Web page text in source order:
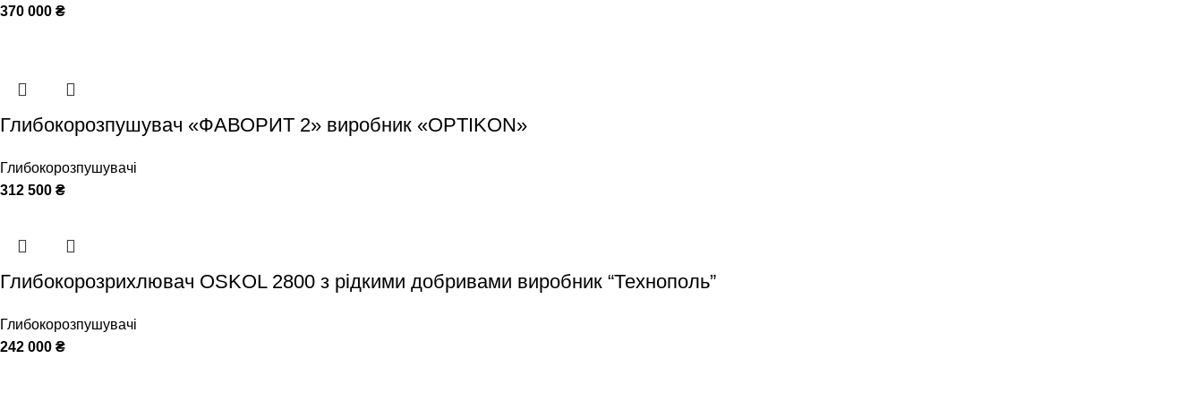
370 000 ₴
Глибокорозпушувач «ФАВОРИТ 2» виробник «OPTIKON»
Глибокорозпушувачі
312 500 ₴
Глибокорозрихлювач OSKOL 2800 з рідкими добривами виробник “Технополь”
Глибокорозпушувачі
242 000 ₴